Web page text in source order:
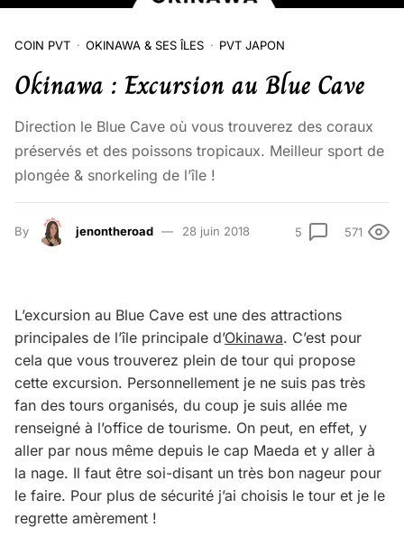
COIN PVT OKINAWA & SES ÎLES PVT JAPON
Okinawa : Excursion au Blue Cave
Direction le Blue Cave où vous trouverez des coraux
préservés et des poissons tropicaux. Meilleur sport de
plongée & snorkeling de l’île !
By jenontheroad 28 juin 2018 5 571
L’excursion au Blue Cave est une des attractions
principales de l’île principale d’Okinawa. C’est pour
cela que vous trouverez plein de tour qui propose
cette excursion. Personnellement je ne suis pas très
fan des tours organisés, du coup je suis allée me
renseigné à l’office de tourisme. On peut, en effet, y
aller par nous même depuis le cap Maeda et y aller à
la nage. Il faut être soi-disant un très bon nageur pour
le faire. Pour plus de sécurité j’ai choisis le tour et je le
regrette amèrement !